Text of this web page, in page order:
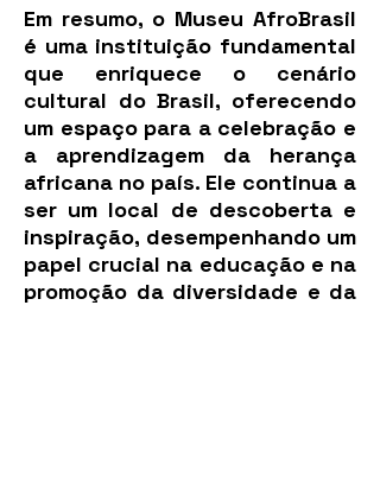
Em resumo, o Museu AfroBrasil
é uma instituição fundamental
que enriquece o cenário
cultural do Brasil, oferecendo
um espaço para a celebração e
a aprendizagem da herança
africana no país. Ele continua a
ser um local de descoberta e
inspiração, desempenhando um
papel crucial na educação e na
promoção da diversidade e da